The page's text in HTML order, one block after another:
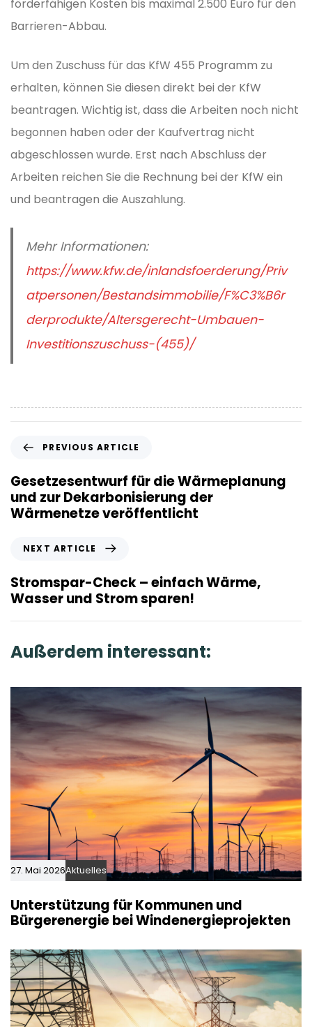
förderfähigen Kosten bis maximal 2.500 Euro für den
Barrieren-Abbau.
Um den Zuschuss für das KfW 455 Programm zu
erhalten, können Sie diesen direkt bei der KfW
beantragen. Wichtig ist, dass die Arbeiten noch nicht
begonnen haben oder der Kaufvertrag nicht
abgeschlossen wurde. Erst nach Abschluss der
Arbeiten reichen Sie die Rechnung bei der KfW ein
und beantragen die Auszahlung.
Mehr Informationen:
https://www.kfw.de/inlandsfoerderung/Priv
atpersonen/Bestandsimmobilie/F%C3%B6r
derprodukte/Altersgerecht-Umbauen-
Investitionszuschuss-(455)/
e
v
i
o
r
t
i
l
PREVIOUS ARTICLE
Gesetzesentwurf für die Wärmeplanung
und zur Dekarbonisierung der
Wärmenetze veröffentlicht
x
t
A
r
i
l
e
NEXT ARTICLE
Stromspar-Check – einfach Wärme,
Wasser und Strom sparen!
Außerdem interessant:
27. Mai 2026Aktuelles
Unterstützung für Kommunen und
Bürgerenergie bei Windenergieprojekten